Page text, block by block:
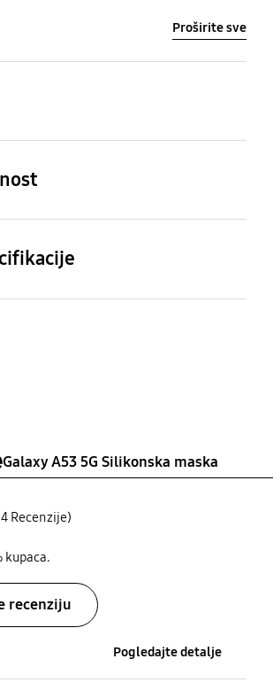
Proširite sve
x D)
Težina
Galaxy A53 5G Silikonska maska
Recenzije)
kupaca.
recenziju
Pogledajte detalje